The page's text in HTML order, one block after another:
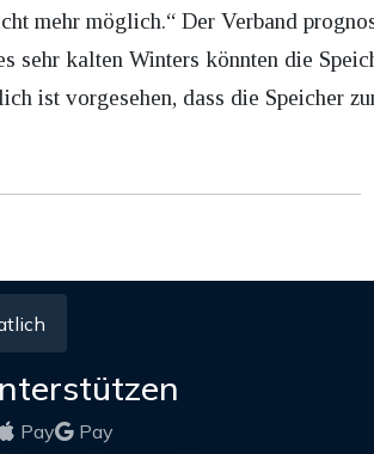
mehr möglich.“ Der Verband
sehr kalten Winters könnten die
ist vorgesehen, dass die Speicher
Pay
Pay